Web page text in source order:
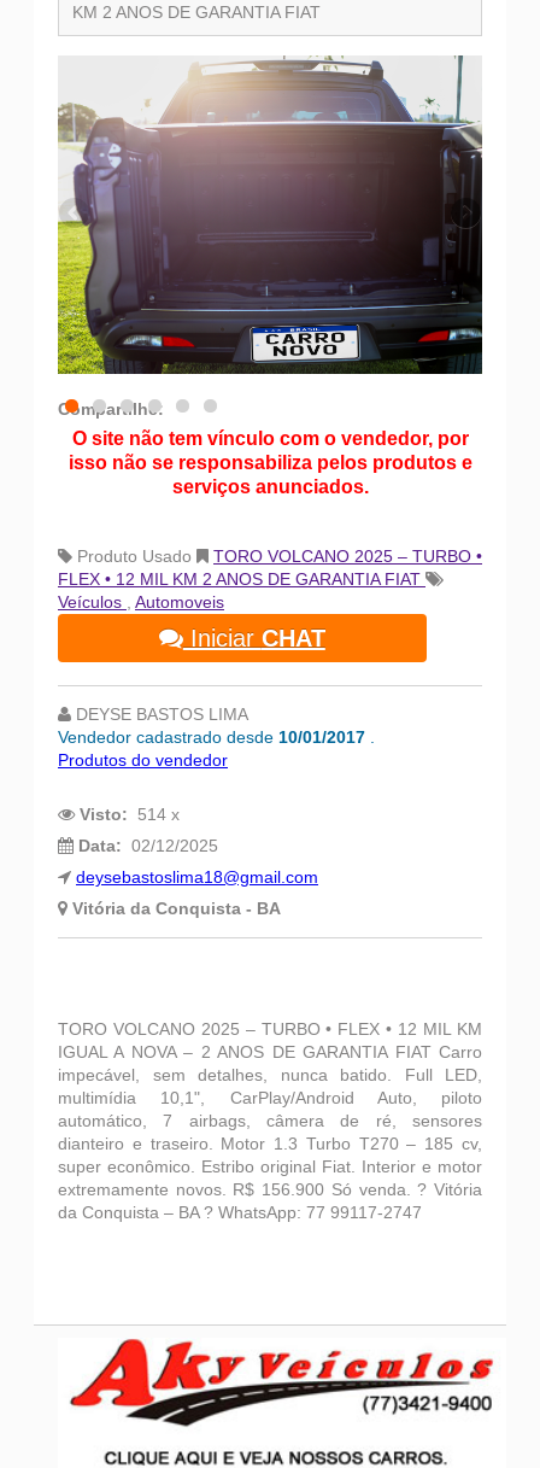
KM 2 ANOS DE GARANTIA FIAT
Compartilhe:
O site não tem vínculo com o vendedor, por
isso não se responsabiliza pelos produtos e
serviços anunciados.
Produto Usado
TORO VOLCANO 2025 – TURBO •
FLEX • 12 MIL KM 2 ANOS DE GARANTIA FIAT
Veículos
Automoveis
Iniciar CHAT
DEYSE BASTOS LIMA
Vendedor cadastrado desde 10/01/2017
Produtos do vendedor
Visto:
514 x
Data: 02/12/2025
deysebastoslima18@gmail.com
Vitória da Conquista - BA
TORO VOLCANO 2025 – TURBO • FLEX • 12 MIL KM
IGUAL A NOVA – 2 ANOS DE GARANTIA FIAT Carro
impecável, sem detalhes, nunca batido. Full LED,
multimídia 10,1", CarPlay/Android Auto, piloto
automático, 7 airbags, câmera de ré, sensores
dianteiro e traseiro. Motor 1.3 Turbo T270 – 185 cv,
super econômico. Estribo original Fiat. Interior e motor
extremamente novos. R$ 156.900 Só venda. ? Vitória
da Conquista – BA ? WhatsApp: 77 99117-2747